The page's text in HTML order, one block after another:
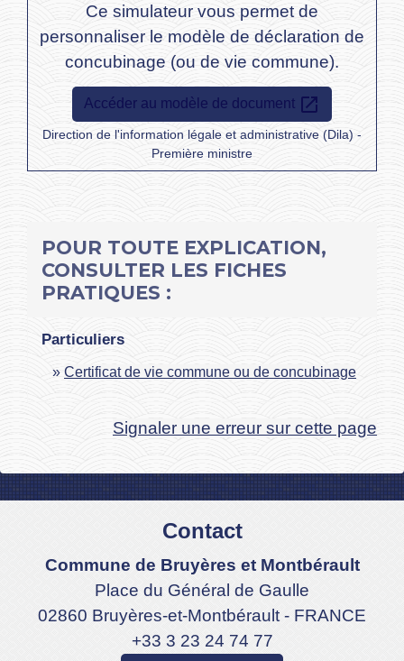
Ce simulateur vous permet de
personnaliser le modèle de déclaration de
concubinage (ou de vie commune).
Accéder au modèle de document open_in_new
Direction de l'information légale et administrative (Dila) -
Première ministre
POUR TOUTE EXPLICATION,
CONSULTER LES FICHES
PRATIQUES :
Particuliers
Certificat de vie commune ou de concubinage
Signaler une erreur sur cette page
Contact
Commune de Bruyères et Montbérault
Place du Général de Gaulle
02860 Bruyères-et-Montbérault - FRANCE
+33 3 23 24 74 77